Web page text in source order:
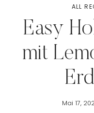
ALL
Easy
mit
Mai 17,